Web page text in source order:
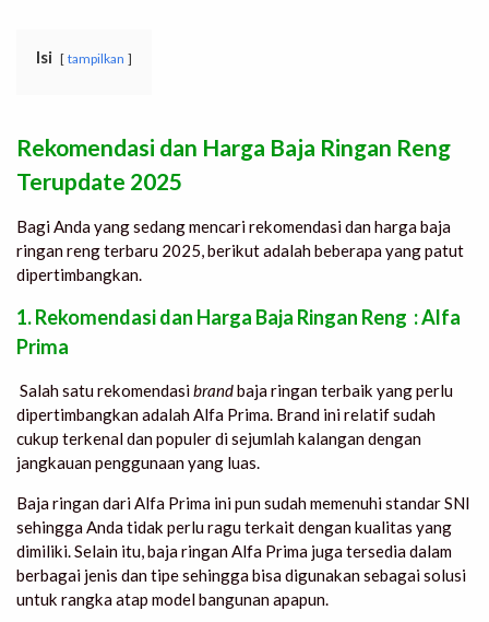
Isi tampilkan
Rekomendasi dan Harga Baja Ringan Reng
Terupdate 2025
Bagi Anda yang sedang mencarirekomendasi dan harga baja
ringan rengterbaru 2025, berikut adalah beberapa yang patut
dipertimbangkan.
1. Rekomendasi dan Harga Baja Ringan Reng : Alfa
Prima
Salah satu rekomendasibrandbaja ringan terbaik yang perlu
dipertimbangkan adalah Alfa Prima. Brand ini relatif sudah
cukup terkenal dan populer di sejumlah kalangan dengan
jangkauan penggunaan yang luas.
Baja ringan dari Alfa Prima ini pun sudah memenuhi standar SNI
sehingga Anda tidak perlu ragu terkait dengan kualitas yang
dimiliki. Selain itu, baja ringan Alfa Prima juga tersedia dalam
berbagai jenis dan tipe sehingga bisa digunakan sebagai solusi
untuk rangka atap model bangunan apapun.